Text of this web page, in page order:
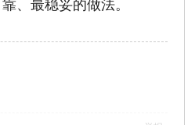
、最稳妥的做法。